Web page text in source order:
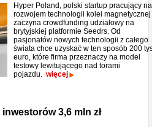
Hyper Poland, polski startup pracujący
rozwojem technologii kolei magnetycznej
zaczyna crowdfunding udziałowy na
brytyjskiej platformie Seedrs. Od
pasjonatów nowych technologii z całego
świata chce uzyskać w ten sposób 200
euro, które firma przeznaczy na model
testowy lewitującego nad torami
pojazdu. więcej
3,6 mln zł